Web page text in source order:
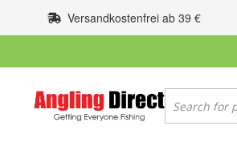
Inhalt
springen
Versandkostenfrei ab 39 €
Suche